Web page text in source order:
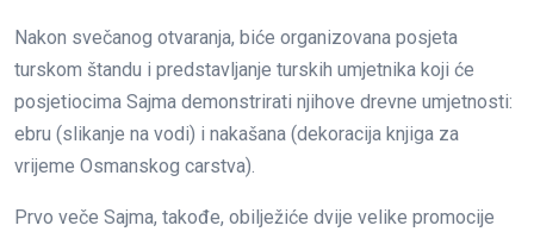
Nakon svečanog otvaranja, biće organizovana posjeta
turskom štandu i predstavljanje turskih umjetnika koji će
posjetiocima Sajma demonstrirati njihove drevne umjetnosti:
ebru (slikanje na vodi) i nakašana (dekoracija knjiga za
vrijeme Osmanskog carstva).
Prvo veče Sajma, takođe, obilježiće dvije velike promocije